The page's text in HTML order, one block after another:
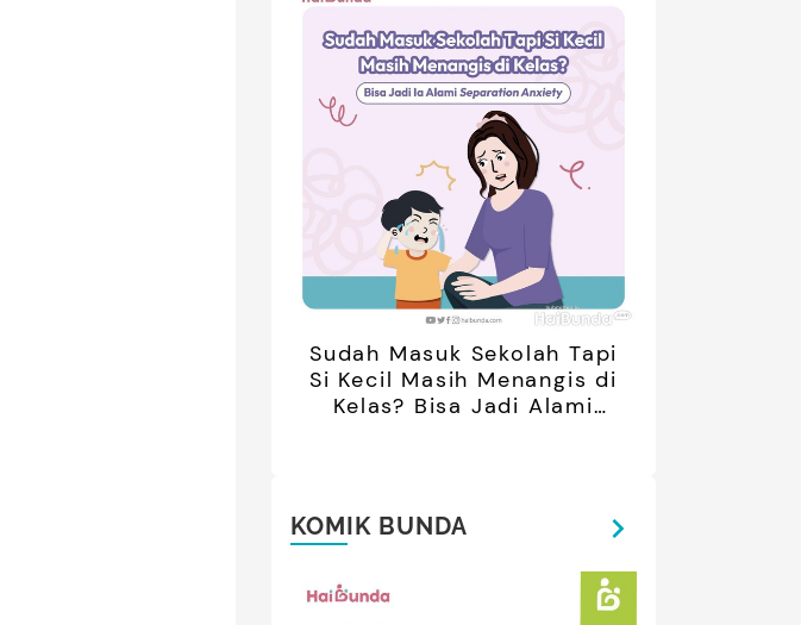
Sudah Masuk Sekolah Tapi
Si Kecil Masih Menangis di
Kelas? Bisa Jadi Alami
KOMIK BUNDA